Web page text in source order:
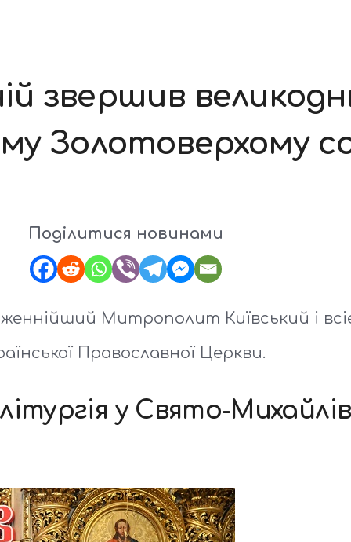
звершив
Золотоверхому
Поділитися новинами
Митрополит Київський і
Православної Церкви.
у Свято-